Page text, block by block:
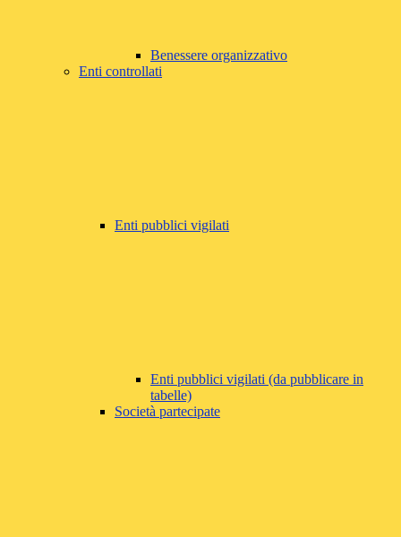
Benessere organizzativo
Enti controllati
Enti pubblici vigilati
Enti pubblici vigilati (da pubblicare in
tabelle)
Società partecipate